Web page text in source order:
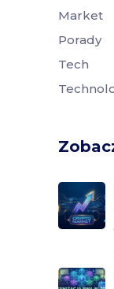
Market
Porady
Tech